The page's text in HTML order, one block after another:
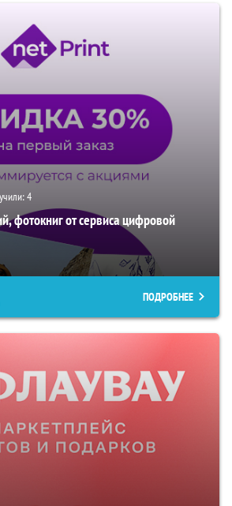
4
фотокниг от сервиса цифровой
ПОДРОБНЕЕ